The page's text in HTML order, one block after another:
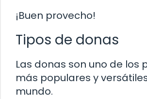
¡Buen provecho!
Tipos de donas
Las donas son uno de los
más populares y
mundo.